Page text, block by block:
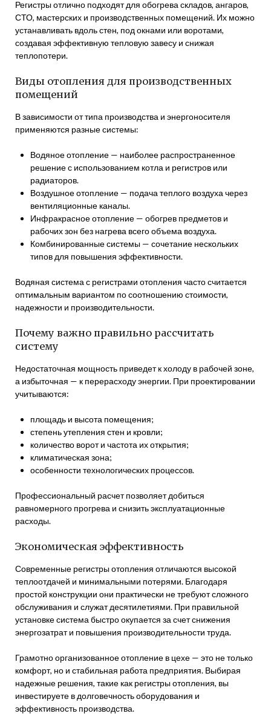
Регистры отлично подходят для обогрева складов, ангаров,
СТО, мастерских и производственных помещений. Их можно
устанавливать вдоль стен, под окнами или воротами,
создавая эффективную тепловую завесу и снижая
теплопотери.
Виды отопления для производственных
помещений
В зависимости от типа производства и энергоносителя
применяются разные системы:
Водяное отопление — наиболее распространенное
решение с использованием котла и регистров или
радиаторов.
Воздушное отопление — подача теплого воздуха через
вентиляционные каналы.
Инфракрасное отопление — обогрев предметов и
рабочих зон без нагрева всего объема воздуха.
Комбинированные системы — сочетание нескольких
типов для повышения эффективности.
Водяная система с регистрами отопления часто считается
оптимальным вариантом по соотношению стоимости,
надежности и производительности.
Почему важно правильно рассчитать
систему
Недостаточная мощность приведет к холоду в рабочей зоне,
а избыточная — к перерасходу энергии. При проектировании
учитываются:
площадь и высота помещения;
степень утепления стен и кровли;
количество ворот и частота их открытия;
климатическая зона;
особенности технологических процессов.
Профессиональный расчет позволяет добиться
равномерного прогрева и снизить эксплуатационные
расходы.
Экономическая эффективность
Современные регистры отопления отличаются высокой
теплоотдачей и минимальными потерями. Благодаря
простой конструкции они практически не требуют сложного
обслуживания и служат десятилетиями. При правильной
установке система быстро окупается за счет снижения
энергозатрат и повышения производительности труда.
Грамотно организованное отопление в цехе — это не только
комфорт, но и стабильная работа предприятия. Выбирая
надежные решения, такие как регистры отопления, вы
инвестируете в долговечность оборудования и
эффективность производства.